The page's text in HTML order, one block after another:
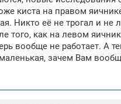
киста на правом
Никто её не трогал и не
того, как на левом
вообще не работает. А
зачем Вам